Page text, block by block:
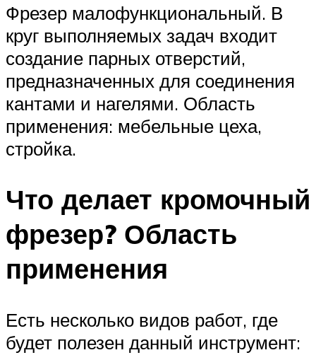
Фрезер малофункциональный. В
круг выполняемых задач входит
создание парных отверстий,
предназначенных для соединения
кантами и нагелями. Область
применения: мебельные цеха,
стройка.
Что делает кромочный
фрезер? Область
применения
Есть несколько видов работ, где
будет полезен данный инструмент: